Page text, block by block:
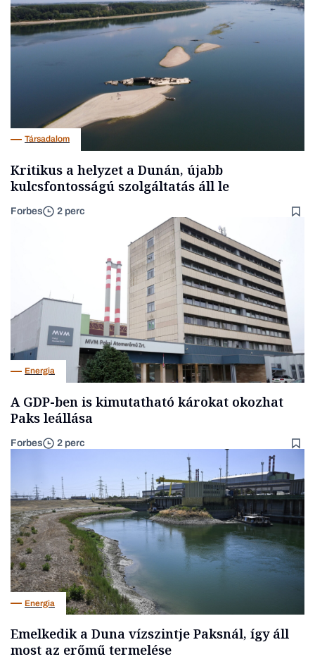
Társadalom
Kritikus a helyzet a Dunán, újabb
kulcsfontosságú szolgáltatás áll le
Forbes 2 perc
Energia
A GDP-ben is kimutatható károkat okozhat
Paks leállása
Forbes 2 perc
Energia
Emelkedik a Duna vízszintje Paksnál, így áll
most az erőmű termelése